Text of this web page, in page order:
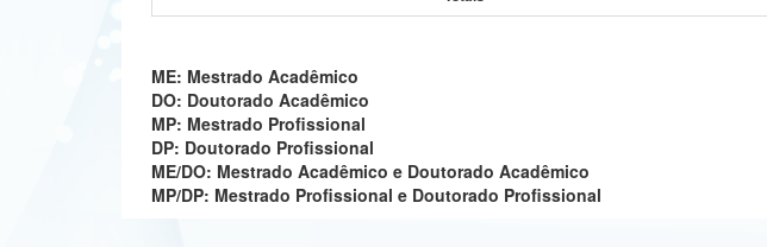
ME: Mestrado Acadêmico
DO: Doutorado Acadêmico
MP: Mestrado Profissional
DP: Doutorado Profissional
ME/DO: Mestrado Acadêmico e Doutorado Acadêmico
MP/DP: Mestrado Profissional e Doutorado Profissional